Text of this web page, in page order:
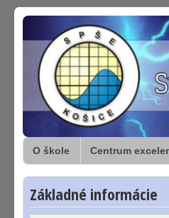
O škole Centrum
Základné informácie